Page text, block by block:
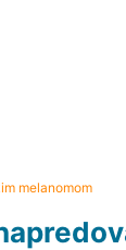
melanomom